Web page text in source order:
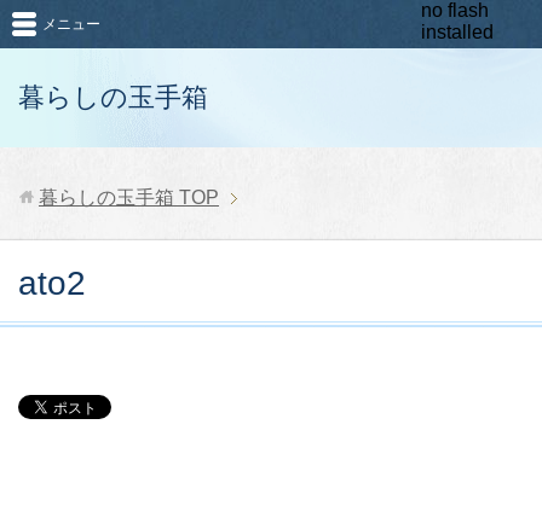
暮らしの玉手箱
メニュー
暮らしの玉手箱 TOP
ato2
no flash
installed